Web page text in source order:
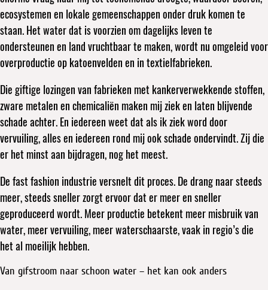
ecosystemen en lokale gemeenschappen onder druk komen te
staan. Het water dat is voorzien om dagelijks leven te
ondersteunen en land vruchtbaar te maken, wordt nu omgeleid voor
overproductie op katoenvelden en in textielfabrieken.
Die giftige lozingen van fabrieken met kankerverwekkende stoffen,
zware metalen en chemicaliën maken mij ziek en laten blijvende
schade achter. En iedereen weet dat als ik ziek word door
vervuiling, alles en iedereen rond mij ook schade ondervindt. Zij die
er het minst aan bijdragen, nog het meest.
De fast fashion industrie versnelt dit proces. De drang naar steeds
meer, steeds sneller zorgt ervoor dat er meer en sneller
geproduceerd wordt. Meer productie betekent meer misbruik van
water, meer vervuiling, meer waterschaarste, vaak in regio’s die
het al moeilijk hebben.
Van gifstroom naar schoon water – het kan ook anders